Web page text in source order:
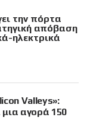
την πόρτα
απόβαση
ηλεκτρικά
Valleys»:
αγορά 150